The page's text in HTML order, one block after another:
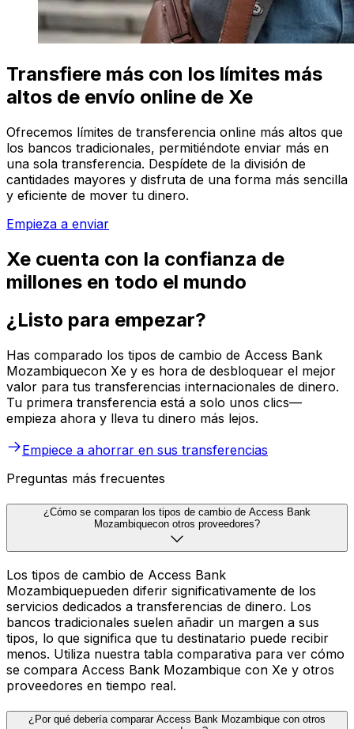
Transfiere más con los límites más
altos de envío online de Xe
Ofrecemos límites de transferencia online más altos que
los bancos tradicionales, permitiéndote enviar más en
una sola transferencia. Despídete de la división de
cantidades mayores y disfruta de una forma más sencilla
y eficiente de mover tu dinero.
Empieza a enviar
Xe cuenta con la confianza de
millones en todo el mundo
¿Listo para empezar?
Has comparado los tipos de cambio de Access Bank
Mozambiquecon Xe y es hora de desbloquear el mejor
valor para tus transferencias internacionales de dinero.
Tu primera transferencia está a solo unos clics—
empieza ahora y lleva tu dinero más lejos.
Empiece a ahorrar en sus transferencias
Preguntas más frecuentes
¿Cómo se comparan los tipos de cambio de Access Bank
Mozambiquecon otros proveedores?
Los tipos de cambio de Access Bank
Mozambiquepueden diferir significativamente de los
servicios dedicados a transferencias de dinero. Los
bancos tradicionales suelen añadir un margen a sus
tipos, lo que significa que tu destinatario puede recibir
menos. Utiliza nuestra tabla comparativa para ver cómo
se compara Access Bank Mozambique con Xe y otros
proveedores en tiempo real.
¿Por qué debería comparar Access Bank Mozambique con otros